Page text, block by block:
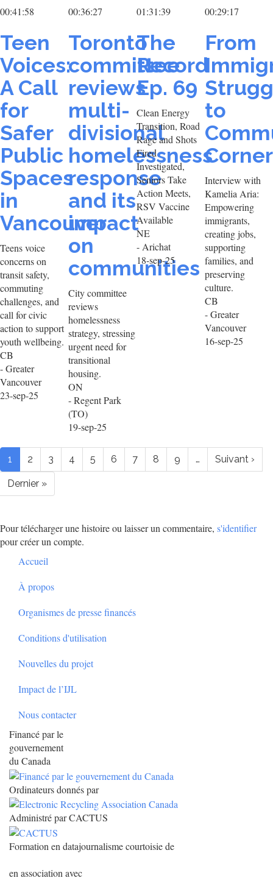
00:41:58
Teen
Voices:
A Call
for
Safer
Public
Spaces
in
Vancouver
Teens voice
concerns on
transit safety,
commuting
challenges, and
call for civic
action to support
youth wellbeing.
CB
- Greater
Vancouver
23-sep-25
00:36:27
Toronto
committee
reviews
multi-
divisional
homelessness
response
and its
impact
on
communities
City committee
reviews
homelessness
strategy, stressing
urgent need for
transitional
housing.
ON
- Regent Park
(TO)
19-sep-25
01:31:39
The
Record
Ep. 69
Clean Energy
Transition, Road
Rage and Shots
Fired
Investigated,
Seniors Take
Action Meets,
RSV Vaccine
Available
NE
- Arichat
18-sep-25
00:29:17
From
to
Interview with
Kamelia Aria:
Empowering
immigrants,
creating jobs,
supporting
families, and
preserving
culture.
CB
- Greater
Vancouver
16-sep-25
Page
courante
1 Page
2 Page
3 Page
4 Page
5 Page
6 Page
7 Page
8 Page
9 …
Page
suivante
Suivant ›
Dernière
page
Dernier »
Pour télécharger une histoire ou laisser un commentaire, s'identifier
pour créer un compte.
Footer
Accueil
À propos
Organismes de presse financés
Conditions d'utilisation
Nouvelles du projet
Impact de l’IJL
Nous contacter
Financé par le
gouvernement
du Canada
Ordinateurs donnés par
Administré par CACTUS
Formation en datajournalisme courtoisie de
en association avec